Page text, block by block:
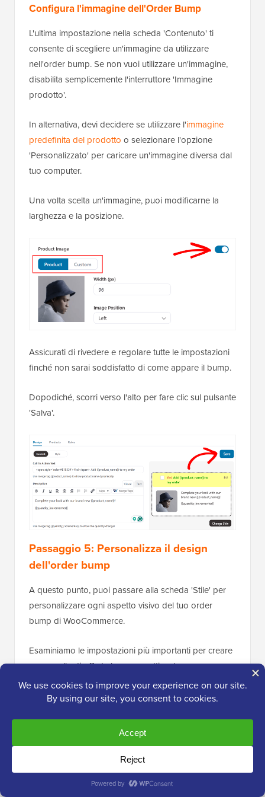
Configura l'immagine dell'Order Bump
L'ultima impostazione nella scheda 'Contenuto' ti
consente di scegliere un'immagine da utilizzare
nell'order bump. Se non vuoi utilizzare un'immagine,
disabilita semplicemente l'interruttore 'Immagine
prodotto'.
In alternativa, devi decidere se utilizzare l'immagine
predefinita del prodotto o selezionare l'opzione
'Personalizzato' per caricare un'immagine diversa dal
tuo computer.
Una volta scelta un'immagine, puoi modificarne la
larghezza e la posizione.
Assicurati di rivedere e regolare tutte le impostazioni
finché non sarai soddisfatto di come appare il bump.
Dopodiché, scorri verso l'alto per fare clic sul pulsante
'Salva'.
Passaggio 5: Personalizza il design
dell'order bump
A questo punto, puoi passare alla scheda 'Stile' per
personalizzare ogni aspetto visivo del tuo order
bump di WooCommerce.
Esaminiamo le impostazioni più importanti per creare
una casella di offerta bump accattivante.